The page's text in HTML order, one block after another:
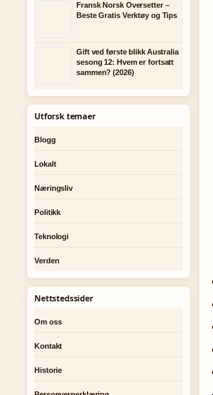
Fransk Norsk Oversetter –
Beste Gratis Verktøy og Tips
Gift ved første blikk Australia
sesong 12: Hvem er fortsatt
sammen? (2026)
Utforsk temaer
Blogg
Lokalt
Næringsliv
Politikk
Teknologi
Verden
Nettstedssider
Om oss
Kontakt
Historie